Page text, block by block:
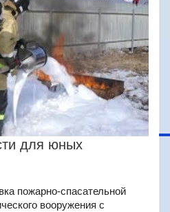
для юных
пожарно-спасательной
вооружения с